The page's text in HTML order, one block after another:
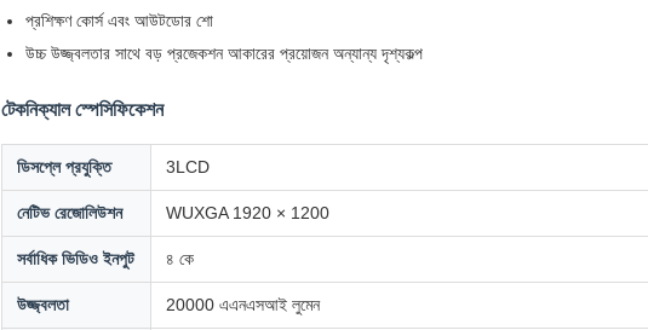
প্রশিক্ষণ কোর্স এবং আউটডোর শো
উচ্চ উজ্জ্বলতার সাথে বড় প্রজেকশন আকারের প্রয়োজন অন্যান্য দৃশ্যকল্প
টেকনিক্যাল স্পেসিফিকেশন
ডিসপ্লে প্রযুক্তি 3LCD
নেটিভ রেজোলিউশন WUXGA 1920 × 1200
সর্বাধিক ভিডিও ইনপুট ৪ কে
উজ্জ্বলতা 20000 এএনএসআই লুমেন